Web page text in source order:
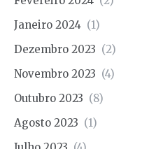
Janeiro 2024 (1)
Dezembro 2023 (2)
Novembro 2023 (4)
Outubro 2023 (8)
Agosto 2023 (1)